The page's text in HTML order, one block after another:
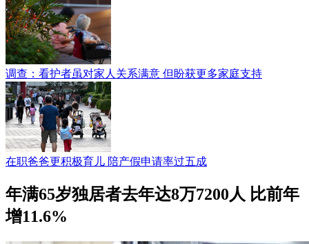
调查：看护者虽对家人关系满意 但盼获更多家庭支持
在职爸爸更积极育儿 陪产假申请率过五成
年满65岁独居者去年达8万7200人 比前年
增11.6%